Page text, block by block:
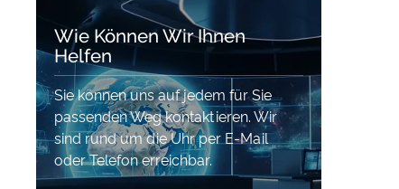
Wie Können Wir Ihnen
Helfen
Sie können uns auf jedem für Sie
passenden Weg kontaktieren. Wir
sind rund um die Uhr per E-Mail
oder Telefon erreichbar.